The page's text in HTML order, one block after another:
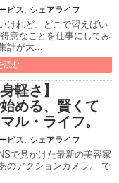
ビス シェアライフ
けれど、どこで習えばい
意なことを仕事にしてみ
計が大...
読む
軽さ】
める、賢くて
ル・ライフ。
ビス シェアライフ
で見かけた最新の美容家
のアクションカメラ。 で